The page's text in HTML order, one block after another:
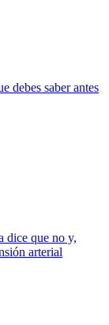
debes saber antes
dice que no y,
arterial